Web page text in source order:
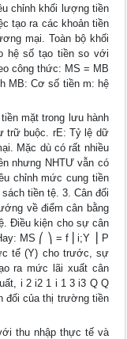
chỉnh khối lượng tiền
tạo ra các khoản tiền
mại. Toàn bộ khối
hệ số tạo tiền so với
công thức: MS = MB
MB: Cơ số tiền m: hệ
mặt trong lưu hành
trữ buộc. rE: Tỷ lệ dữ
Mặc dù có rất nhiều
nhưng NHTƯ vẫn có
chỉnh mức cung tiền
tiền tệ. 3. Cân đối
về điểm cân bằng
Điều kiện cho sự cân
MS ⎛ ⎞ = f ⎜i;Y ⎟ Ρ
tế (Y) cho trước, sự
ra mức lãi xuất cân
i 2 i2 1 i 1 3 i3 Q Q
đối của thị trường tiền
thu nhập thực tế và